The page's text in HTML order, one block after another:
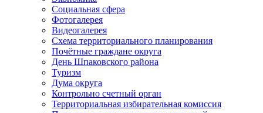
Социальная сфера
Фотогалерея
Видеогалерея
Схема территориального планирования
Почётные граждане округа
День Шпаковского района
Туризм
Дума округа
Контрольно счетный орган
Территориальная избирательная комиссия